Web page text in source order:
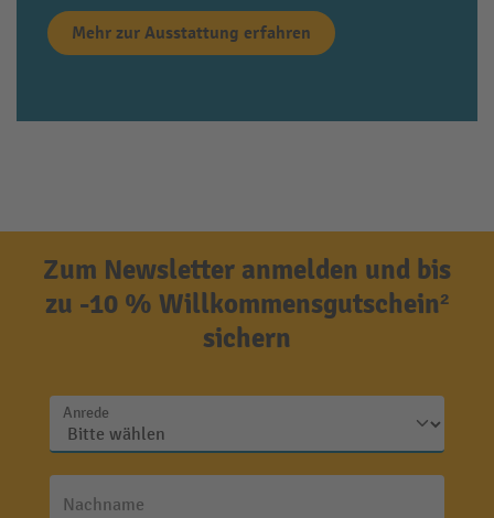
Mehr zur Ausstattung erfahren
Zum Newsletter anmelden und bis
zu -10 % Willkommensgutschein²
sichern
Anrede
Nachname